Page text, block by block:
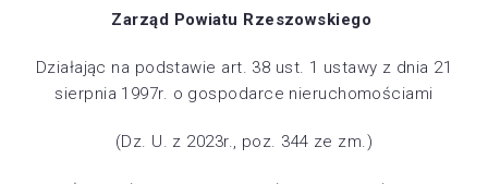
Zarząd Powiatu Rzeszowskiego
Działając na podstawie art. 38 ust. 1 ustawy z dnia 21
sierpnia 1997r. o gospodarce nieruchomościami
(Dz. U. z 2023r., poz. 344 ze zm.)